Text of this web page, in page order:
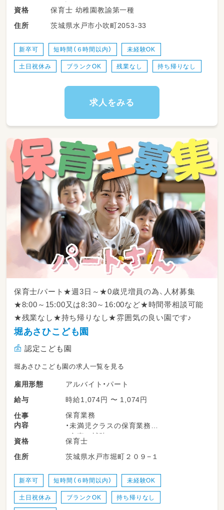
や、事務もありません。
資格
保育士 幼稚園教諭第一種
住所
茨城県水戸市小吹町2053-33
新卒可 短時間（６時間以内） 未経験OK
土日祝休み ブランクOK 残業なし 持ち帰りなし
求人をみる
保育士/パート★週3日～★0歳児増員の為、人材募集
★8:00～15:00又は8:30～16:00など★時間帯相談可能
★残業なし★持ち帰りなし★雰囲気の良い園です♪
堀あさひこども園
認定こども園
堀あさひこども園の求人一覧を見る
雇用形態
アルバイト・パート
給与
時給1,074円 〜 1,074円
仕事
内容
保育業務
・未満児クラスの保育業務
・食事の補助
・保護者対応
・着替え等の補助
・保育指導関連の記録
資格
保育士
住所
茨城県水戸市堀町２０９−１
新卒可 短時間（６時間以内） 未経験OK
土日祝休み ブランクOK 持ち帰りなし